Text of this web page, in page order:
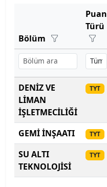
Bartın Üniversitesi
Başkent Üniversitesi
Başkent Üniversitesi
Başkent Üniversitesi
Batman Üniversitesi
Bayburt Üniversitesi
Beykoz Üniversitesi
Bölüm
Puan
Türü
DENİZ VE
LİMAN
İŞLETMECİLİĞİ
TYT
GEMİ İNŞAATI TYT
SU ALTI
TEKNOLOJİSİ
TYT